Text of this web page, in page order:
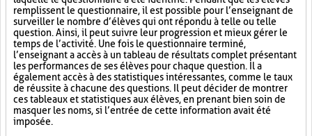
remplissent le questionnaire, il est possible pour l’enseignant de
surveiller le nombre d’élèves qui ont répondu à telle ou telle
question. Ainsi, il peut suivre leur progression et mieux gérer le
temps de l’activité. Une fois le questionnaire terminé,
l’enseignant a accès à un tableau de résultats complet présentant
les performances de ses élèves pour chaque question. Il a
également accès à des statistiques intéressantes, comme le taux
de réussite à chacune des questions. Il peut décider de montrer
ces tableaux et statistiques aux élèves, en prenant bien soin de
masquer les noms, si l’entrée de cette information avait été
imposée.